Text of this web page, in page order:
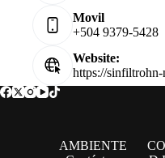
Movil
+504 9379-5428
Website:
https://
AMBIENTE